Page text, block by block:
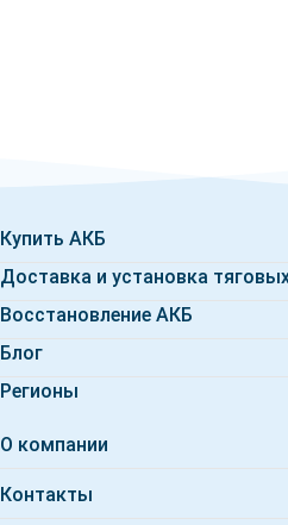
Купить АКБ
Доставка и установка
Восстановление АКБ
Блог
Регионы
О компании
Контакты